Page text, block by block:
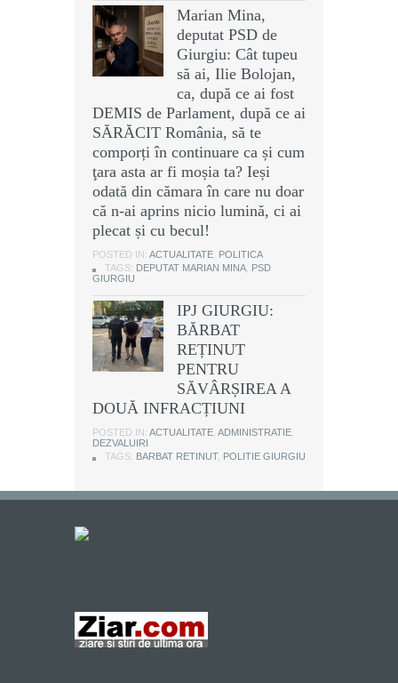
Marian Mina,
deputat PSD de
Giurgiu: Cât tupeu
să ai, Ilie Bolojan,
ca, după ce ai fost
DEMIS de Parlament, după ce ai
SĂRĂCIT România, să te
comporți în continuare ca și cum
ţara asta ar fi moșia ta? Ieși
odată din cămara în care nu doar
că n-ai aprins nicio lumină, ci ai
plecat și cu becul!
POSTED IN: ACTUALITATE POLITICA
TAGS: DEPUTAT MARIAN MINA PSD
GIURGIU
IPJ GIURGIU:
BĂRBAT
REȚINUT
PENTRU
SĂVÂRȘIREA A
DOUĂ INFRACȚIUNI
POSTED IN: ACTUALITATE ADMINISTRATIE
DEZVALUIRI
TAGS: BARBAT RETINUT, POLITIE GIURGIU